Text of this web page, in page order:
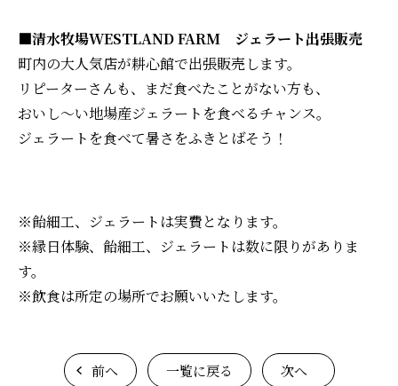
■清水牧場WESTLAND FARM ジェラート出張販売
町内の大人気店が耕心館で出張販売します。
リピーターさんも、まだ食べたことがない方も、
おいし～い地場産ジェラートを食べるチャンス。
ジェラートを食べて暑さをふきとばそう！
※飴細工、ジェラートは実費となります。
※縁日体験、飴細工、ジェラートは数に限りがありま
す。
※飲食は所定の場所でお願いいたします。
前へ 一覧に戻る 次へ